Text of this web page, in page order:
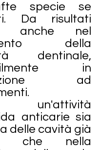
specie se
Da risultati
anche nel
della
dentinale,
in
ad
un'attività
anticarie sia
delle cavità già
che nella